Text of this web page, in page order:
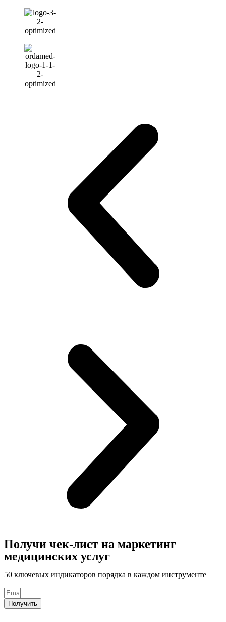
Получи чек-лист на маркетинг
медицинских услуг
50 ключевых индикаторов порядка в каждом инструменте
Получить